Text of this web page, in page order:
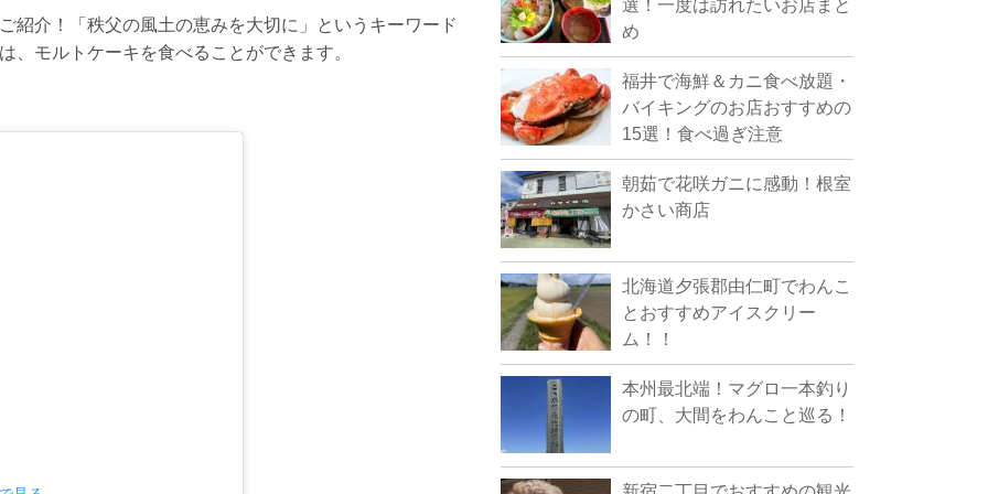
紹介！「秩父の風土の恵みを大切に」というキーワード
、モルトケーキを食べることができます。
選！一度は訪れたいお店まと
め
福井で海鮮＆カニ食べ放題・
バイキングのお店おすすめの
15選！食べ過ぎ注意
朝茹で花咲ガニに感動！根室
かさい商店
北海道夕張郡由仁町でわんこ
とおすすめアイスクリー
ム！！
本州最北端！マグロ一本釣り
の町、大間をわんこと巡る！